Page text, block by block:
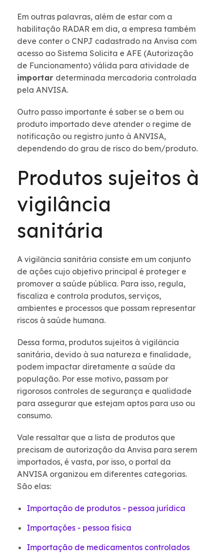
Em outras palavras, além de estar com a
habilitação RADAR em dia, a empresa também
deve conter o CNPJ cadastrado na Anvisa com
acesso ao Sistema Solicita e AFE (Autorização
de Funcionamento) válida para atividade de
importar determinada mercadoria controlada
pela ANVISA.
Outro passo importante é saber se o bem ou
produto importado deve atender o regime de
notificação ou registro junto à ANVISA,
dependendo do grau de risco do bem/produto.
Produtos sujeitos à
vigilância
sanitária
A vigilância sanitária consiste em um conjunto
de ações cujo objetivo principal é proteger e
promover a saúde pública. Para isso, regula,
fiscaliza e controla produtos, serviços,
ambientes e processos que possam representar
riscos à saúde humana.
Dessa forma, produtos sujeitos à vigilância
sanitária, devido à sua natureza e finalidade,
podem impactar diretamente a saúde da
população. Por esse motivo, passam por
rigorosos controles de segurança e qualidade
para assegurar que estejam aptos para uso ou
consumo.
Vale ressaltar que a lista de produtos que
precisam de autorização da Anvisa para serem
importados, é vasta, por isso, o portal da
ANVISA organizou em diferentes categorias.
São elas:
Importação de produtos - pessoa jurídica
Importações - pessoa física
Importação de medicamentos controlados